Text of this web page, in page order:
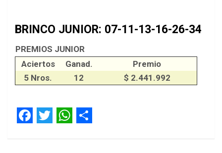
BRINCO JUNIOR: 07-11-13-16-26-34
PREMIOS JUNIOR
Aciertos
Ganad.
Premio
5 Nros.
12 $ 2.441.992